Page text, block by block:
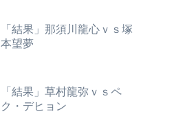
「結果」那須川龍心ｖｓ塚
本望夢
「結果」草村龍弥ｖｓペ
ク・デヒョン